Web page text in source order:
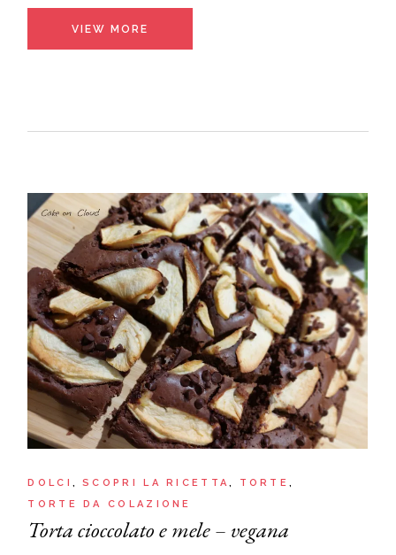
VIEW MORE
DOLCI SCOPRI LA RICETTA
TORTE
TORTE DA COLAZIONE
Torta cioccolato e mele – vegana